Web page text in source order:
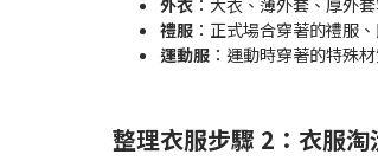
外衣 ：大衣、薄外套、厚外
禮服 ：正式場合穿著的禮服
運動服 ：運動時穿著的特殊
整理衣服步驟 2：衣服淘